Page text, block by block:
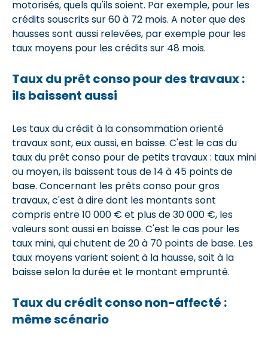
motorisés, quels qu'ils soient. Par exemple, pour les
crédits souscrits sur 60 à 72 mois. A noter que des
hausses sont aussi relevées, par exemple pour les
taux moyens pour les crédits sur 48 mois.
Taux du prêt conso pour des travaux :
ils baissent aussi
Les taux du crédit à la consommation orienté
travaux sont, eux aussi, en baisse. C'est le cas du
taux du prêt conso pour de petits travaux : taux mini
ou moyen, ils baissent tous de 14 à 45 points de
base. Concernant les prêts conso pour gros
travaux, c'est à dire dont les montants sont
compris entre 10 000 € et plus de 30 000 €, les
valeurs sont aussi en baisse. C'est le cas pour les
taux mini, qui chutent de 20 à 70 points de base. Les
taux moyens varient soient à la hausse, soit à la
baisse selon la durée et le montant emprunté.
Taux du crédit conso non-affecté :
même scénario